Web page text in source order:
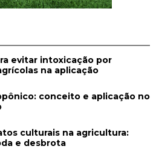
evitar intoxicação por
na aplicação
conceito e aplicação no
culturais na agricultura:
e desbrota